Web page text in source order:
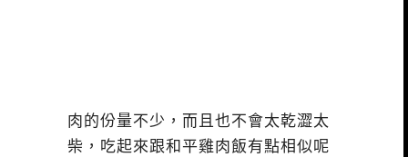
肉的份量不少，而且也不會太乾澀太
柴，吃起來跟和平雞肉飯有點相似呢